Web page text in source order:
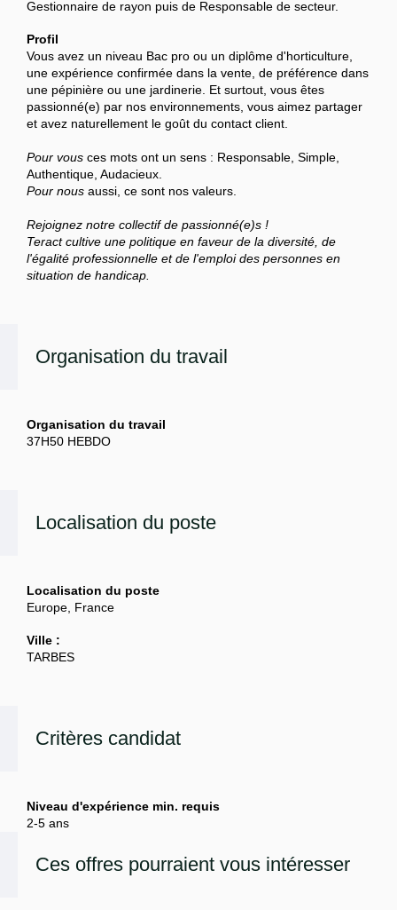
Gestionnaire de rayon puis de Responsable de secteur.
Profil
Vous avez un niveau Bac pro ou un diplôme d'horticulture,
une expérience confirmée dans la vente, de préférence dans
une pépinière ou une jardinerie. Et surtout, vous êtes
passionné(e) par nos environnements, vous aimez partager
et avez naturellement le goût du contact client.
Pour vous ces mots ont un sens : Responsable, Simple,
Authentique, Audacieux.
Pour nous aussi, ce sont nos valeurs.
Rejoignez notre collectif de passionné(e)s !
Teract cultive une politique en faveur de la diversité, de
l'égalité professionnelle et de l'emploi des personnes en
situation de handicap.
Organisation du travail
Organisation du travail
37H50 HEBDO
Localisation du poste
Localisation du poste
Europe, France
Ville :
TARBES
Critères candidat
Niveau d'expérience min. requis
2-5 ans
Ces offres pourraient vous intéresser